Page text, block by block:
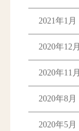
2021年1月
2020年12月
2020年11月
2020年8月
2020年5月